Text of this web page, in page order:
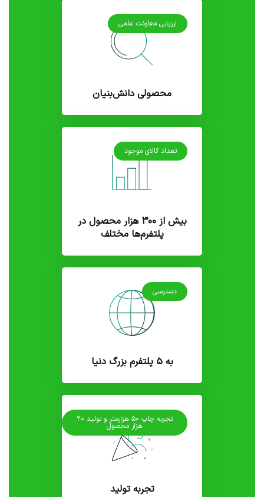
ارزیابی معاونت علمی
محصولی دانش‌بنیان
تعداد کالای موجود
بیش از ۳۰۰ هزار محصول در
پلتفرم‌ها مختلف
دسترسی
به ۵ پلتفرم بزرگ دنیا
تجربه چاپ ۵۰ هزارمتر و تولید ۲۰
هزار محصول
تجربه تولید